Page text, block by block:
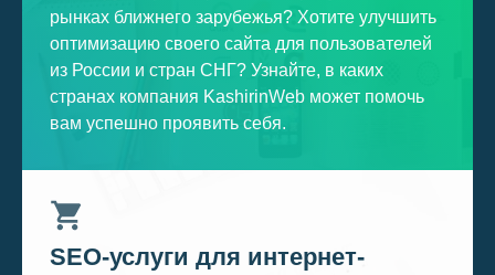
рынках ближнего зарубежья? Хотите улучшить
оптимизацию своего сайта для пользователей
из России и стран СНГ? Узнайте, в каких
странах компания KashirinWeb может помочь
вам успешно проявить себя.
SEO-услуги для интернет-